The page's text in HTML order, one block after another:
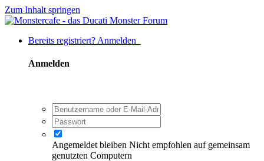
Zum Inhalt springen
Bereits registriert? Anmelden
Anmelden
Angemeldet bleiben Nicht empfohlen auf gemeinsam
genutzten Computern